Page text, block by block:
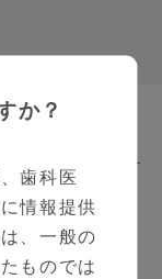
介動画
か？
歯科医
情報提供
、一般の
ものでは